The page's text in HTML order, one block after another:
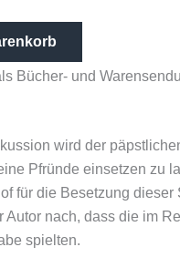
Bücher- und
wird der
Pfründe einsetzen zu
für die Besetzung
nach, dass die im
spielten.